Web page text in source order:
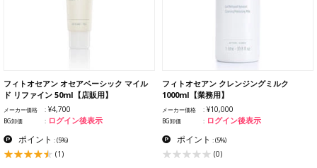
フィトオセアン オセアベーシック マイル
ド リファイン 50ml【店販用】
メーカー価格 ¥4,700
BG卸価 ログイン後表示
ポイント :(5%)
(1)
フィトオセアン クレンジングミルク
1000ml【業務用】
メーカー価格 ¥10,000
BG卸価 ログイン後表示
ポイント :(5%)
(0)